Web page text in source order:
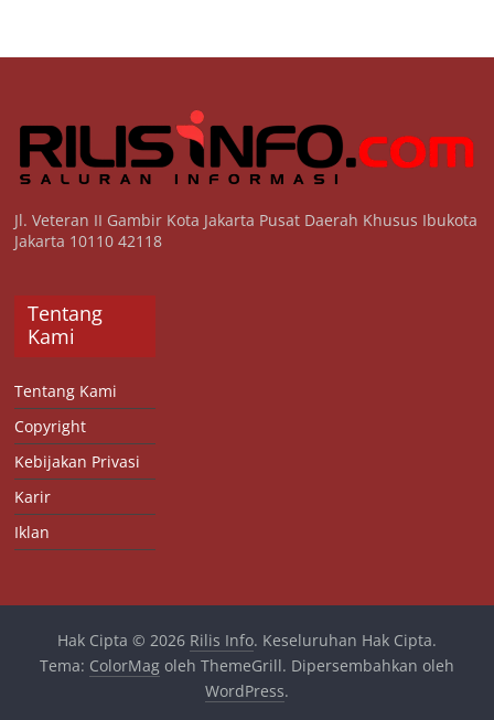
Jl. Veteran II Gambir Kota Jakarta Pusat Daerah Khusus Ibukota
Jakarta 10110 42118
Tentang
Kami
Tentang Kami
Copyright
Kebijakan Privasi
Karir
Iklan
Hak Cipta © 2026 Rilis Info. Keseluruhan Hak Cipta.
Tema: ColorMagoleh ThemeGrill. Dipersembahkan oleh
WordPress.